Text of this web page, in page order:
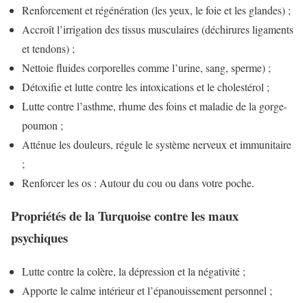
Renforcement et régénération (les yeux, le foie et les glandes) ;
Accroît l’irrigation des tissus musculaires (déchirures ligaments
et tendons) ;
Nettoie fluides corporelles comme l’urine, sang, sperme) ;
Détoxifie et lutte contre les intoxications et le cholestérol ;
Lutte contre l’asthme, rhume des foins et maladie de la gorge-
poumon ;
Atténue les douleurs, régule le système nerveux et immunitaire
;
Renforcer les os : Autour du cou ou dans votre poche.
Propriétés de la Turquoise contre les maux
psychiques
Lutte contre la colère, la dépression et la négativité ;
Apporte le calme intérieur et l’épanouissement personnel ;